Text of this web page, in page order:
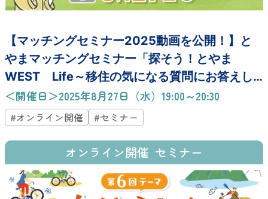
【マッチングセミナー2025動画を公開！】と
やまマッチングセミナー「探そう！とやま
WEST Life～移住の気になる質問にお答えし
ます～」
＜開催日＞2025年8月27日（水）19:00～20:30
#オンライン開催 #セミナー
オンライン開催 セミナー